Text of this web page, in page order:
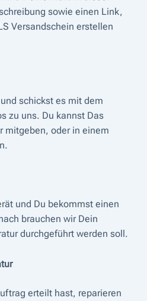
sowie einen Link,
Versandschein erstellen
schickst es mit dem
zu uns. Du kannst Das
mitgeben, oder in einem
und Du bekommst einen
brauchen wir Dein
durchgeführt werden soll.
erteilt hast, reparieren